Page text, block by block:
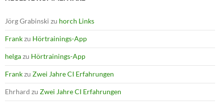
Jörg Grabinski zu horch Links
Frankzu Hörtrainings-App
helgazu Hörtrainings-App
Frankzu Zwei Jahre CI Erfahrungen
Ehrhard zu Zwei Jahre CI Erfahrungen